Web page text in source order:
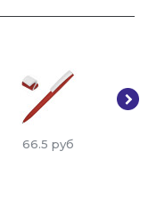
66.5 руб